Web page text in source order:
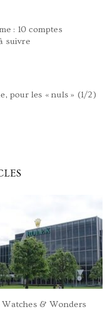
: 10 comptes
suivre
pour les « nuls » (1/2)
Watches & Wonders